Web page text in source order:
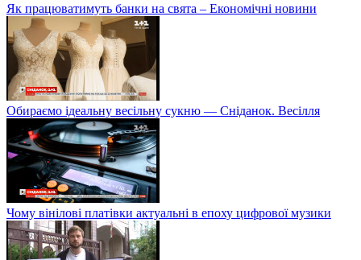
Як працюватимуть банки на свята – Економічні новини
Обираємо ідеальну весільну сукню — Сніданок. Весілля
Чому вінілові платівки актуальні в епоху цифрової музики